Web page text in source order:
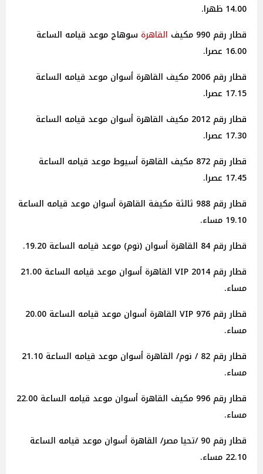
14.00 ظهرا.
قطار رقم 990 مكيف
القاهرة سوهاج موعد قيامه الساعة
16.00 عصرا.
قطار رقم 2006 مكيف القاهرة أسوان موعد قيامه الساعة
17.15 عصرا.
قطار رقم 2012 مكيف القاهرة أسوان موعد قيامه الساعة
17.30 عصرا.
قطار رقم 872 مكيف القاهرة أسيوط موعد قيامه الساعة
17.45 عصرا.
قطار رقم 988 ثالثة مكيفة القاهرة أسوان موعد قيامه الساعة
19.10 مساء.
قطار رقم 84 القاهرة أسوان (نوم) موعد قيامه الساعة 19.20.
قطار رقم 2014 VIP القاهرة أسوان موعد قيامه الساعة 21.00
مساء.
قطار رقم 976 VIP القاهرة أسوان موعد قيامه الساعة 20.00
مساء.
قطار رقم 82 / نوم/ القاهرة أسوان موعد قيامه الساعة 21.10
مساء.
قطار رقم 996 مكيف القاهرة أسوان موعد قيامه الساعة 22.00
مساء.
قطار رقم 90 /تحيا مصر/ القاهرة أسوان موعد قيامه الساعة
22.10 مساء.